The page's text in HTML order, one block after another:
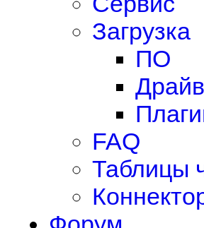
Загрузка
ПО
FAQ
Таблицы